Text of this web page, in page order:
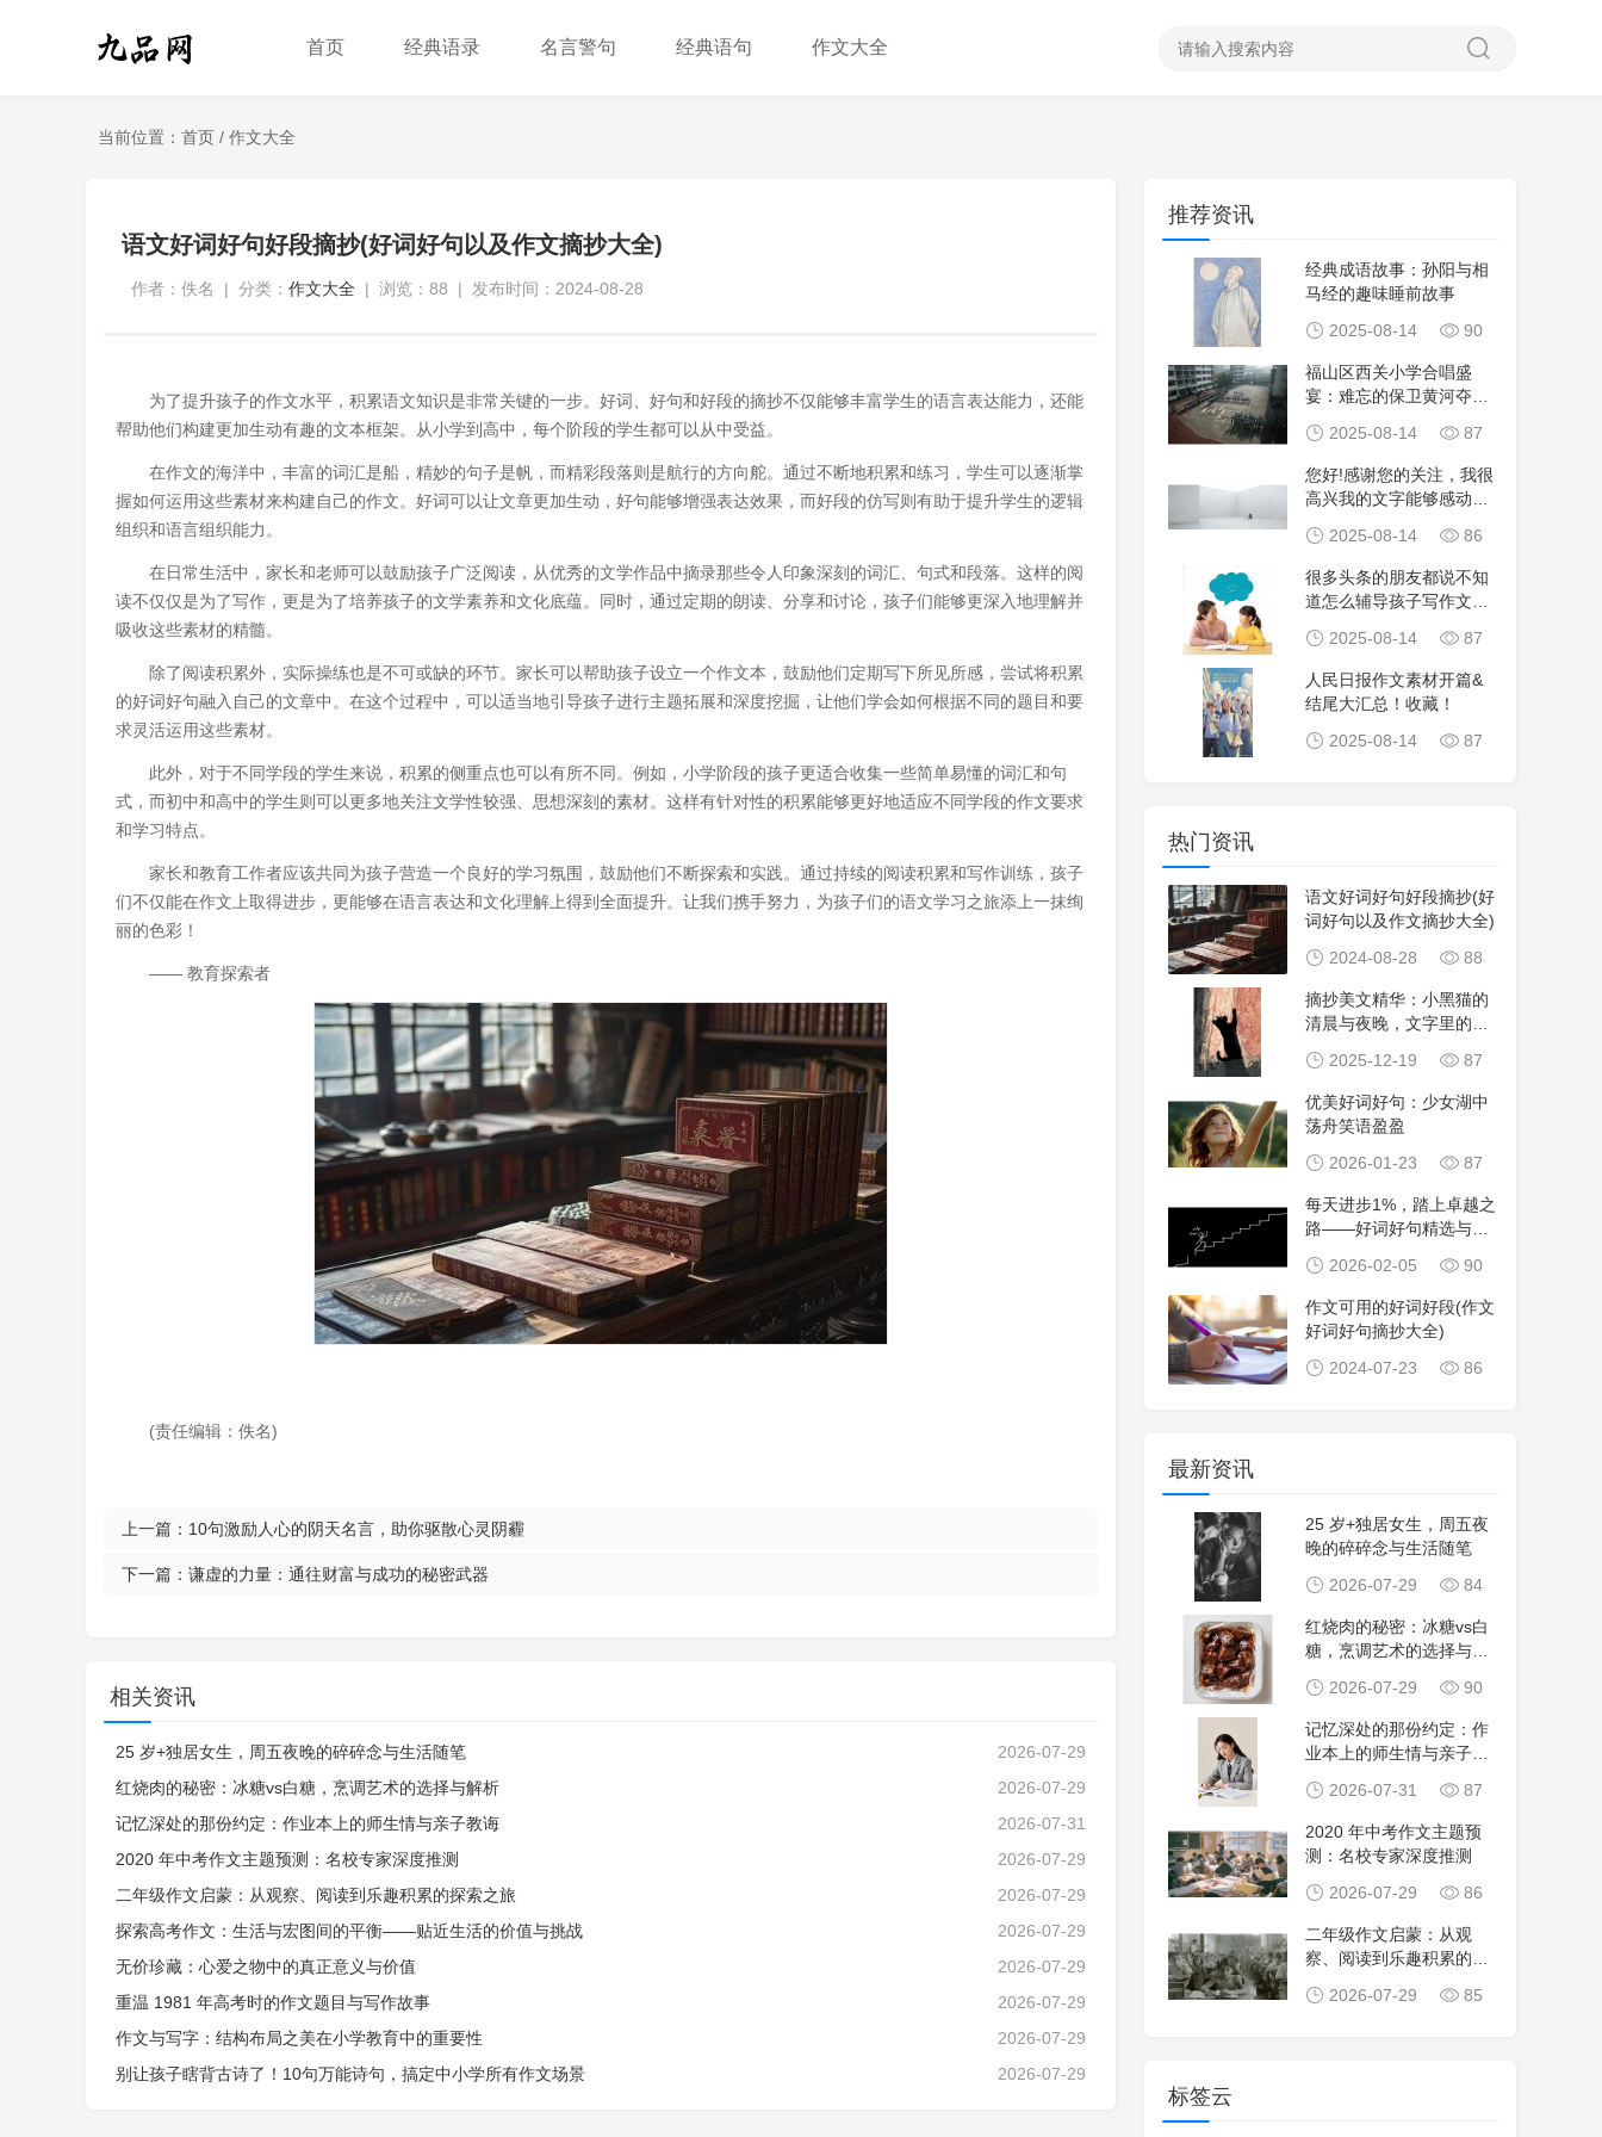
首页 经典语录 名言警句 经典语句 作文大全
当前位置： 首页 / 作文大全
语文好词好句好段摘抄(好词好句以及作文摘抄大全)
作者：佚名 | 分类： 作文大全 | 浏览：88 | 发布时间：2024-08-28
为了提升孩子的作文水平，积累语文知识是非常关键的一步。好词、好句和好段的摘抄不仅能够丰富学生的语言表达能力，还能
帮助他们构建更加生动有趣的文本框架。从小学到高中，每个阶段的学生都可以从中受益。
在作文的海洋中，丰富的词汇是船，精妙的句子是帆，而精彩段落则是航行的方向舵。通过不断地积累和练习，学生可以逐渐掌
握如何运用这些素材来构建自己的作文。好词可以让文章更加生动，好句能够增强表达效果，而好段的仿写则有助于提升学生的逻辑
组织和语言组织能力。
在日常生活中，家长和老师可以鼓励孩子广泛阅读，从优秀的文学作品中摘录那些令人印象深刻的词汇、句式和段落。这样的阅
读不仅仅是为了写作，更是为了培养孩子的文学素养和文化底蕴。同时，通过定期的朗读、分享和讨论，孩子们能够更深入地理解并
吸收这些素材的精髓。
除了阅读积累外，实际操练也是不可或缺的环节。家长可以帮助孩子设立一个作文本，鼓励他们定期写下所见所感，尝试将积累
的好词好句融入自己的文章中。在这个过程中，可以适当地引导孩子进行主题拓展和深度挖掘，让他们学会如何根据不同的题目和要
求灵活运用这些素材。
此外，对于不同学段的学生来说，积累的侧重点也可以有所不同。例如，小学阶段的孩子更适合收集一些简单易懂的词汇和句
式，而初中和高中的学生则可以更多地关注文学性较强、思想深刻的素材。这样有针对性的积累能够更好地适应不同学段的作文要求
和学习特点。
家长和教育工作者应该共同为孩子营造一个良好的学习氛围，鼓励他们不断探索和实践。通过持续的阅读积累和写作训练，孩子
们不仅能在作文上取得进步，更能够在语言表达和文化理解上得到全面提升。让我们携手努力，为孩子们的语文学习之旅添上一抹绚
丽的色彩！
—— 教育探索者
(责任编辑：佚名)
上一篇： 10句激励人心的阴天名言，助你驱散心灵阴霾
下一篇： 谦虚的力量：通往财富与成功的秘密武器
相关资讯
2026-07-29
25 岁+独居女生，周五夜晚的碎碎念与生活随笔
2026-07-29
红烧肉的秘密：冰糖vs白糖，烹调艺术的选择与解析
2026-07-31
记忆深处的那份约定：作业本上的师生情与亲子教诲
2026-07-29
2020 年中考作文主题预测：名校专家深度推测
2026-07-29
二年级作文启蒙：从观察、阅读到乐趣积累的探索之旅
2026-07-29
探索高考作文：生活与宏图间的平衡——贴近生活的价值与挑战
2026-07-29
无价珍藏：心爱之物中的真正意义与价值
2026-07-29
重温 1981 年高考时的作文题目与写作故事
2026-07-29
作文与写字：结构布局之美在小学教育中的重要性
2026-07-29
别让孩子瞎背古诗了！10句万能诗句，搞定中小学所有作文场景
推荐资讯
经典成语故事：孙阳与相
马经的趣味睡前故事
2025-08-14
90
福山区西关小学合唱盛
宴：难忘的保卫黄河夺冠
2025-08-14 87
您好!感谢您的关注，我很
高兴我的文字能够感动到
2025-08-14 86
很多头条的朋友都说不知
道怎么辅导孩子写作文，
2025-08-14 87
人民日报作文素材开篇&
结尾大汇总！收藏！
2025-08-14
87
热门资讯
语文好词好句好段摘抄(好
词好句以及作文摘抄大全)
2024-08-28
88
摘抄美文精华：小黑猫的
清晨与夜晚，文字里的夏
2025-12-19 87
优美好词好句：少女湖中
荡舟笑语盈盈
2026-01-23
87
每天进步1%，踏上卓越之
路——好词好句精选与感
2026-02-05 90
作文可用的好词好段(作文
好词好句摘抄大全)
2024-07-23
86
最新资讯
25 岁+独居女生，周五夜
晚的碎碎念与生活随笔
2026-07-29
84
红烧肉的秘密：冰糖vs白
糖，烹调艺术的选择与解
2026-07-29 90
记忆深处的那份约定：作
业本上的师生情与亲子教
2026-07-31 87
2020 年中考作文主题预
测：名校专家深度推测
2026-07-29
86
二年级作文启蒙：从观
察、阅读到乐趣积累的探
2026-07-29 85
标签云